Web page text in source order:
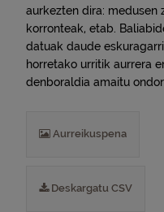
aurkezten dira: medusen
korronteak, etab.
datuak daude
horretako urritik aurrera
denboraldia amaitu
Aurreikuspena
Deskargatu CSV